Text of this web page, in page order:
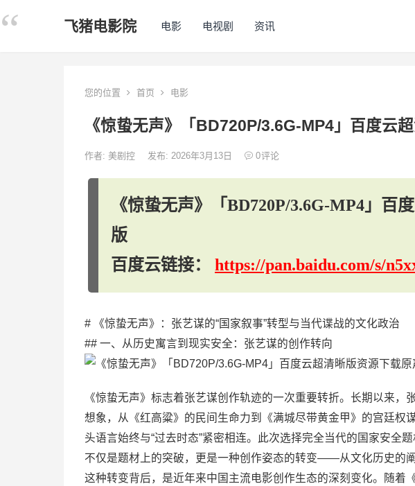
飞猪电影院 电影 电视剧 资讯
您的位置 首页 电影
《惊蛰无声》「BD720P/3.6G-MP4」百度云
作者: 美剧控 发布: 2026年3月13日 0评论
《惊蛰无声》「BD720P/3.6G-MP4」百
版
百度云链接： https://pan.baidu.com/s/
# 《惊蛰无声》：张艺谋的“国家叙事”转型与当代谍战的文化政治
## 一、从历史寓言到现实安全：张艺谋的创作转向
《惊蛰无声》标志着张艺谋创作轨迹的一次重要转折。长期以来，
想象，从《红高粱》的民间生命力到《满城尽带黄金甲》的宫廷权
头语言始终与“过去时态”紧密相连。此次选择完全当代的国家安全
不仅是题材上的突破，更是一种创作姿态的转变——从文化历史的
这种转变背后，是近年来中国主流电影创作生态的深刻变化。随着